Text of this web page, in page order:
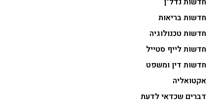
חדשות בריאות
חדשות טכנולוגיה
חדשות לייף סטייל
חדשות דין ומשפט
אקטואליה
דברים שכדאי לדעת